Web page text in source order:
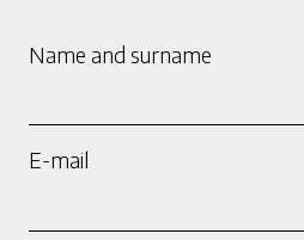
Name and surname
E-mail